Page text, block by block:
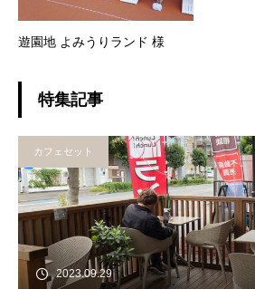
遊園地 よみうりランド 様
特集記事
カフェセット
2023.09.29